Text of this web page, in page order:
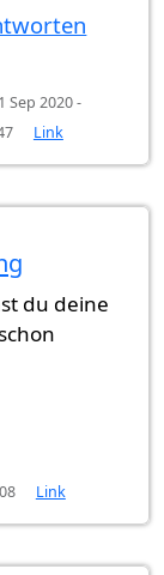
Sep 2020 -
Link
Sie…
du deine
Link